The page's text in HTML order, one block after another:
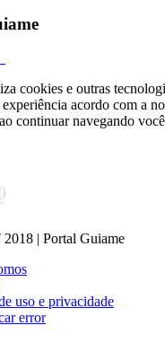
cookies e outras
acordo com a
continuar navegando
| Portal Guiame
uso e privacidade
error